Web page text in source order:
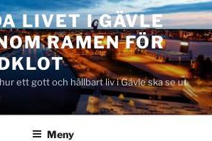
LIVET I GÄVLE
RAMEN FÖR
ett gott och hållbart liv i Gävle ska se ut
Meny